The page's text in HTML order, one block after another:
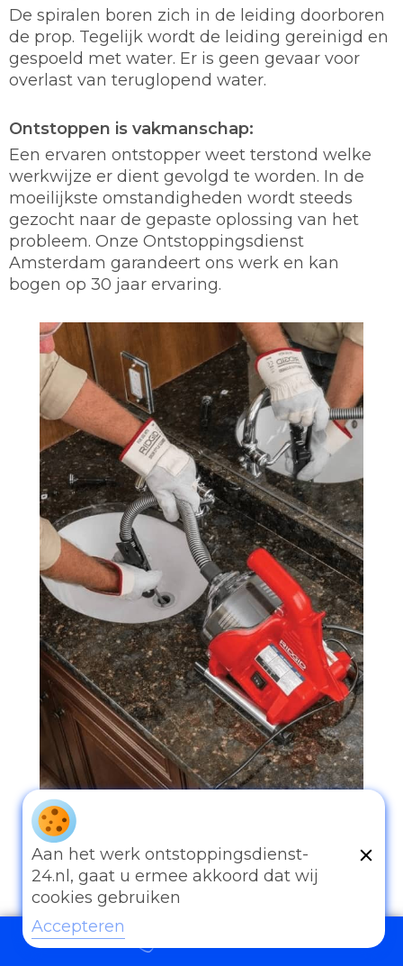
097006521500
De spiralen boren zich in de leiding doorboren
de prop. Tegelijk wordt de leiding gereinigd en
gespoeld met water. Er is geen gevaar voor
overlast van teruglopend water.
Ontstoppen is vakmanschap:
Een ervaren ontstopper weet terstond welke
werkwijze er dient gevolgd te worden. In de
moeilijkste omstandigheden wordt steeds
gezocht naar de gepaste oplossing van het
probleem. Onze Ontstoppingsdienst
Amsterdam garandeert ons werk en kan
bogen op 30 jaar ervaring.
Aan het werk ontstoppingsdienst-
24.nl, gaat u ermee akkoord dat wij
cookies gebruiken
Accepteren